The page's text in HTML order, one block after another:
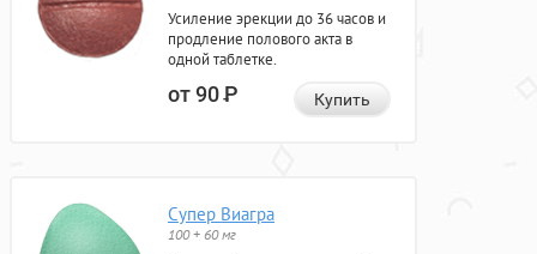
Усиление эрекции до 36 часов и
продление полового акта в
одной таблетке.
от 90Р Купить
Супер Виагра
100 + 60 мг